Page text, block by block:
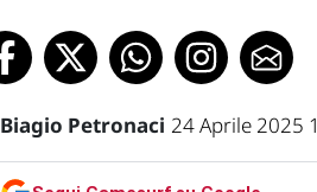
Biagio Petronaci 24 Aprile 2025